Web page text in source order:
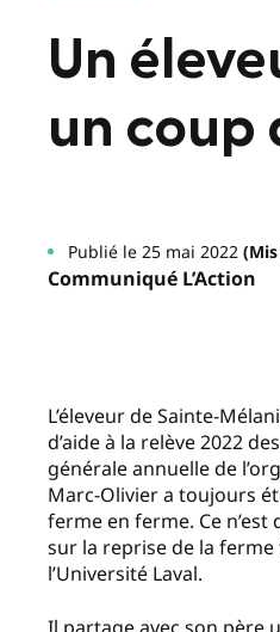
Un
un coup
Publié le 25 mai 2022
Communiqué L’Action
L’éleveur de Sainte-
d’aide à la relève 2022
générale annuelle de
Marc-Olivier a toujours
ferme en ferme. Ce
sur la reprise de la
l’Université Laval.